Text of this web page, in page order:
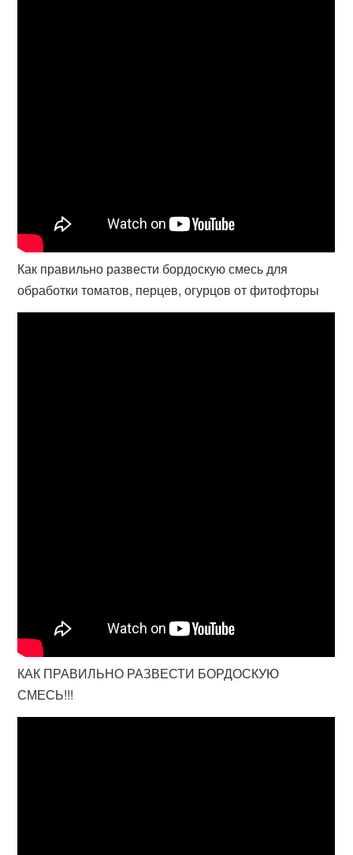
Как правильно развести бордоскую смесь для
обработки томатов, перцев, огурцов от фитофторы
КАК ПРАВИЛЬНО РАЗВЕСТИ БОРДОСКУЮ
СМЕСЬ!!!